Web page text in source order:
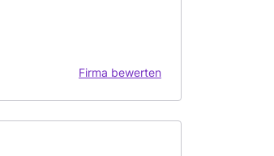
Firma bewerten